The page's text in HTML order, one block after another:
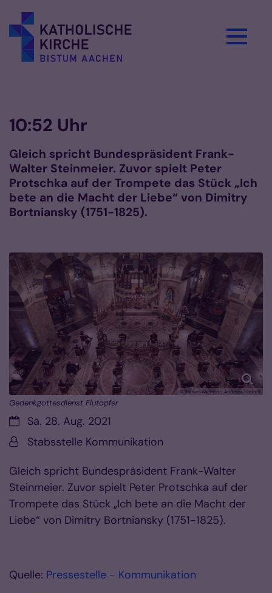
10:52 Uhr
Gleich spricht Bundespräsident Frank-
Walter Steinmeier. Zuvor spielt Peter
Protschka auf der Trompete das Stück „Ich
bete an die Macht der Liebe“ von Dimitry
Bortniansky (1751-1825).
© Bistum Aachen - Andreas Steindl
Gedenkgottesdienst Flutopfer
Datum:Sa. 28. Aug. 2021
Von:Stabsstelle Kommunikation
Gleich spricht Bundespräsident Frank-Walter
Steinmeier. Zuvor spielt Peter Protschka auf der
Trompete das Stück „Ich bete an die Macht der
Liebe“ von Dimitry Bortniansky (1751-1825).
Quelle: Pressestelle - Kommunikation